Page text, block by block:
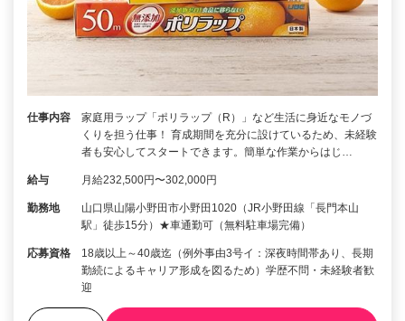
仕事内容
家庭用ラップ「ポリラップ（R）」など生活に身近なモノづ
くりを担う仕事！ 育成期間を充分に設けているため、未経験
者も安心してスタートできます。簡単な作業からはじ…
給与 月給232,500円〜302,000円
勤務地
山口県山陽小野田市小野田1020（JR小野田線「長門本山
駅」徒歩15分）★車通勤可（無料駐車場完備）
応募資格
18歳以上～40歳迄（例外事由3号イ：深夜時間帯あり、長期
勤続によるキャリア形成を図るため）学歴不問・未経験者歓
迎